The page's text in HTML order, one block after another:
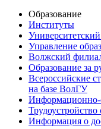
Образование
Институты
Управление
Волжский
Образование за
Всероссийские
на базе ВолГУ
Информационно-
Информация о